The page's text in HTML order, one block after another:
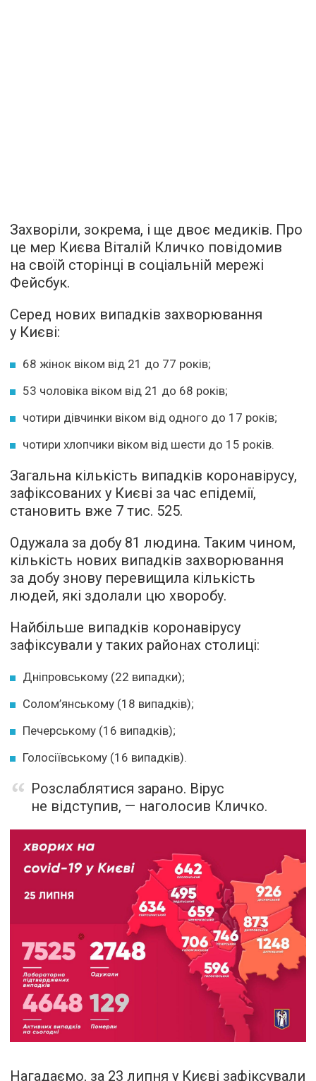
Захворіли, зокрема, і ще двоє медиків. Про
це мер Києва Віталій Кличко повідомив
на своїй сторінці в соціальній мережі
Фейсбук.
Серед нових випадків захворювання
у Києві:
68 жінок віком від 21 до 77 років;
53 чоловіка віком від 21 до 68 рокiв;
чотири дівчинки віком від одного до 17 років;
чотири хлопчики віком від шести до 15 років.
Загальна кількість випадків коронавірусу,
зафіксованих у Києві за час епідемії,
становить вже 7 тис. 525.
Одужала за добу 81 людина. Таким чином,
кількість нових випадків захворювання
за добу знову перевищила кількість
людей, які здолали цю хворобу.
Найбільше випадків коронавірусу
зафіксували у таких районах столиці:
Дніпровському (22 випадки);
Солом’янському (18 випадків);
Печерському (16 випадків);
Голосіївському (16 випадків).
Розслаблятися зарано. Вірус
не відступив, — наголосив Кличко.
Нагадаємо, за 23 липня у Києві зафіксували